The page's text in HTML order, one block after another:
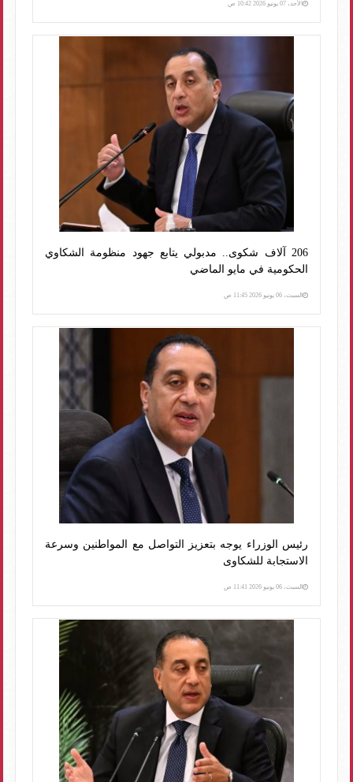
الأحد، 07 يونيو 2026 10:42 ص
206 آلاف شكوى.. مدبولي يتابع جهود منظومة الشكاوي
الحكومية في مايو الماضي
السبت، 06 يونيو 2026 11:45 ص
رئيس الوزراء يوجه بتعزيز التواصل مع المواطنين وسرعة
الاستجابة للشكاوى
السبت، 06 يونيو 2026 11:41 ص